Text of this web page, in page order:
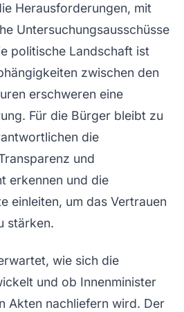
Herausforderungen, mit
Untersuchungsausschüsse
politische Landschaft ist
zwischen den
erschweren eine
Für die Bürger bleibt zu
die
und
erkennen und die
einleiten, um das Vertrauen
stärken.
wie sich die
und ob Innenminister
Akten nachliefern wird. Der